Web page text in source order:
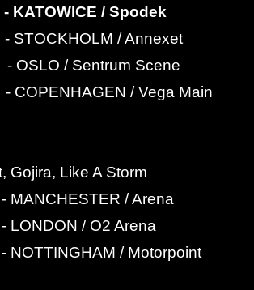
KATOWICE / Spodek
STOCKHOLM / Annexet
- OSLO / Sentrum Scene
COPENHAGEN / Vega Main
Gojira, Like A Storm
MANCHESTER / Arena
LONDON / O2 Arena
NOTTINGHAM / Motorpoint